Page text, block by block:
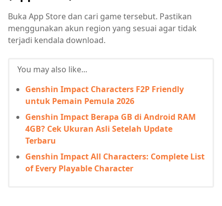
Buka App Store dan cari game tersebut. Pastikan
menggunakan akun region yang sesuai agar tidak
terjadi kendala download.
You may also like...
Genshin Impact Characters F2P Friendly
untuk Pemain Pemula 2026
Genshin Impact Berapa GB di Android RAM
4GB? Cek Ukuran Asli Setelah Update
Terbaru
Genshin Impact All Characters: Complete List
of Every Playable Character